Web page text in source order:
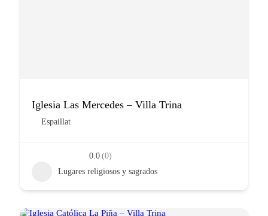
Iglesia Las Mercedes – Villa Trina
Espaillat
0.0 (0)
Lugares religiosos y sagrados